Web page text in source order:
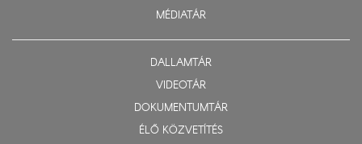
MÉDIATÁR
DALLAMTÁR
VIDEOTÁR
DOKUMENTUMTÁR
ÉLŐ KÖZVETÍTÉS